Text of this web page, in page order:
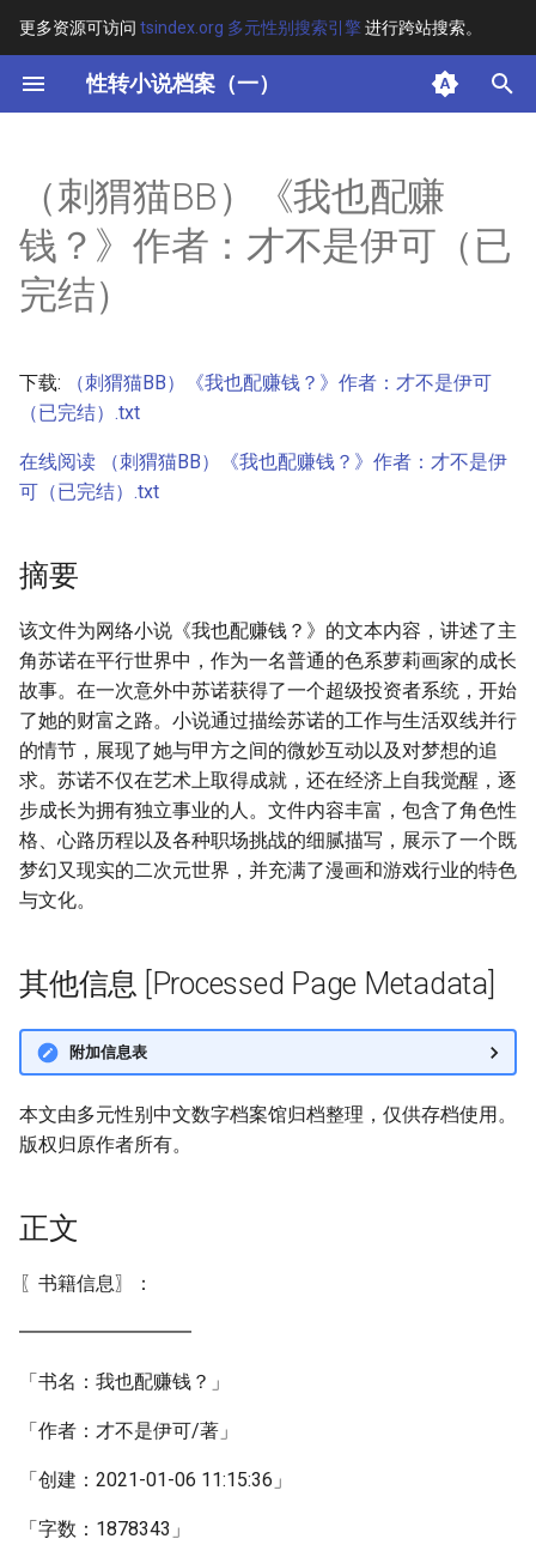
更多资源可访问 tsindex.org 多元性别搜索引擎进行跨站搜索。
性转小说档案（一）
键
始
搜
其他信息 [Processed Page
Metadata]
正文
（刺猬猫BB）《我也配赚
钱？》作者：才不是伊可（已
完结）
下载:
（刺猬猫BB）《我也配赚钱？》作者：才不是伊可
（已完结）.txt
在线阅读 （刺猬猫BB）《我也配赚钱？》作者：才不是伊
可（已完结）.txt
摘要
该文件为网络小说《我也配赚钱？》的文本内容，讲述了主
角苏诺在平行世界中，作为一名普通的色系萝莉画家的成长
故事。在一次意外中苏诺获得了一个超级投资者系统，开始
了她的财富之路。小说通过描绘苏诺的工作与生活双线并行
的情节，展现了她与甲方之间的微妙互动以及对梦想的追
求。苏诺不仅在艺术上取得成就，还在经济上自我觉醒，逐
步成长为拥有独立事业的人。文件内容丰富，包含了角色性
格、心路历程以及各种职场挑战的细腻描写，展示了一个既
梦幻又现实的二次元世界，并充满了漫画和游戏行业的特色
与文化。
其他信息 [Processed Page Metadata]
附加信息表
本文由多元性别中文数字档案馆归档整理，仅供存档使用。
版权归原作者所有。
正文
〖书籍信息〗：
━━━━━━━━━
「书名：我也配赚钱？」
「作者：才不是伊可/著」
「创建：2021-01-06 11:15:36」
「字数：1878343」